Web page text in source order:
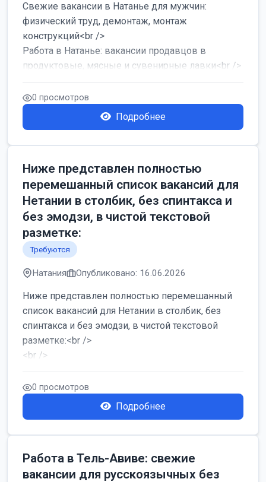
Свежие вакансии в Натанье для мужчин:
физический труд, демонтаж, монтаж
конструкций<br />
Работа в Натанье: вакансии продавцов в
продуктовые, мясные и сувенирные лавки<br />
Разнорабочий на сборку м...
0 просмотров
Подробнее
Ниже представлен полностью
перемешанный список вакансий для
Нетании в столбик, без спинтакса и
без эмодзи, в чистой текстовой
разметке:
Требуются
Натания Опубликовано: 16.06.2026
Ниже представлен полностью перемешанный
список вакансий для Нетании в столбик, без
спинтакса и без эмодзи, в чистой текстовой
разметке:<br />
<br />
Работа в Нетании на мебельном производстве:
требу...
0 просмотров
Подробнее
Работа в Тель-Авиве: свежие
вакансии для русскоязычных без